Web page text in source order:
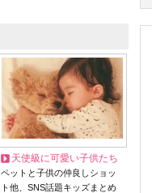
天使級に可愛い子供たち
ペットと子供の仲良しショッ
ト他、SNS話題キッズまとめ